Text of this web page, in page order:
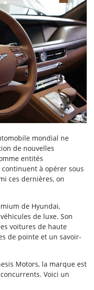
mondial ne
de nouvelles
entités
à opérer sous
ces dernières, on
de Hyundai,
de luxe. Son
voitures de haute
de pointe et un savoir-
Motors, la marque est
Voici un